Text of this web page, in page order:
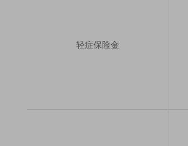
轻症保险金